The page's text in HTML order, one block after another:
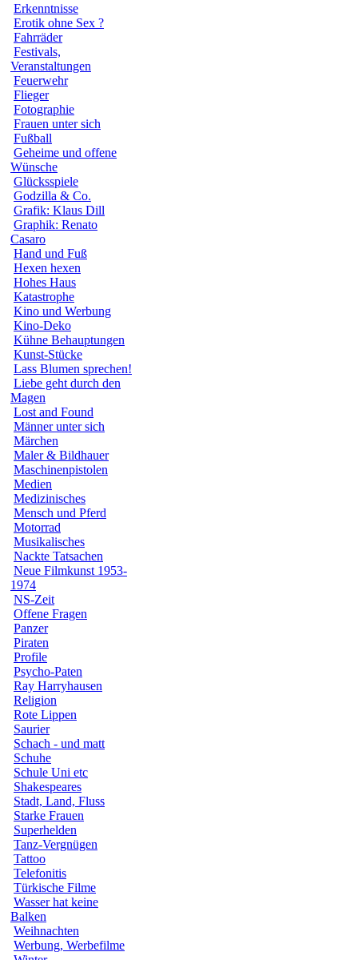
Erkenntnisse
Erotik ohne Sex ?
Fahrräder
Festivals,
Veranstaltungen
Feuerwehr
Flieger
Fotographie
Frauen unter sich
Fußball
Geheime und offene
Wünsche
Glücksspiele
Godzilla & Co.
Grafik: Klaus Dill
Graphik: Renato
Casaro
Hand und Fuß
Hexen hexen
Hohes Haus
Katastrophe
Kino und Werbung
Kino-Deko
Kühne Behauptungen
Kunst-Stücke
Lass Blumen sprechen!
Liebe geht durch den
Magen
Lost and Found
Männer unter sich
Märchen
Maler & Bildhauer
Maschinenpistolen
Medien
Medizinisches
Mensch und Pferd
Motorrad
Musikalisches
Nackte Tatsachen
Neue Filmkunst 1953-
1974
NS-Zeit
Offene Fragen
Panzer
Piraten
Profile
Psycho-Paten
Ray Harryhausen
Religion
Rote Lippen
Saurier
Schach - und matt
Schuhe
Schule Uni etc
Shakespeares
Stadt, Land, Fluss
Starke Frauen
Superhelden
Tanz-Vergnügen
Tattoo
Telefonitis
Türkische Filme
Wasser hat keine
Balken
Weihnachten
Werbung, Werbefilme